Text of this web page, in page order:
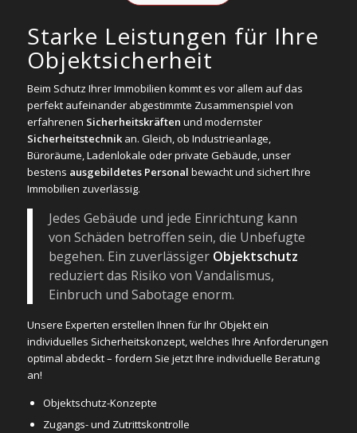
Starke Leistungen für Ihre
Objektsicherheit
Beim Schutz Ihrer Immobilien kommt es vor allem auf das
perfekt aufeinander abgestimmte Zusammenspiel von
erfahrenen Sicherheitskräften und modernster
Sicherheitstechnikan. Gleich, ob Industrieanlage,
Büroräume, Ladenlokale oder private Gebäude, unser
bestens ausgebildetes Personal bewacht und sichert Ihre
Immobilien zuverlässig.
Jedes Gebäude und jede Einrichtung kann
von Schäden betroffen sein, die Unbefugte
begehen. Ein zuverlässiger Objektschutz
reduziert das Risiko von Vandalismus,
Einbruch und Sabotage enorm.
Unsere Experten erstellen Ihnen für Ihr Objekt ein
individuelles Sicherheitskonzept, welches Ihre Anforderungen
optimal abdeckt – fordern Sie jetzt Ihre individuelle Beratung
an!
Objektschutz-Konzepte
Zugangs- und Zutrittskontrolle